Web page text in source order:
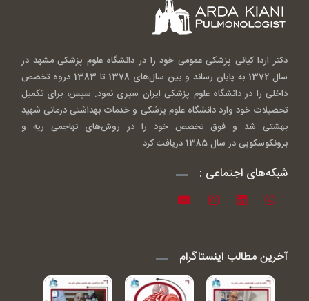
دکتر اردا کیانی پزشکی عمومی خود را در دانشگاه علوم پزشکی مشهد در
سال 1372 به پایان رساند و بین سال‌های 1378 تا 1383 دروه تخصص
داخلی را در دانشگاه علوم پزشکی ایران سپری نمود. سپس، برای تکمیل
تحصیلات خود وارد دانشگاه علوم پزشکی و خدمات بهداشتی درمانی شهید
بهشتی شد و فوق تخصص خود را در روش‌های تهاجمی ریه و
برونکوسکوپی در سال 1385 دریافت کرد.
شبکه‌های اجتماعی :
آخرین مطالب اینستاگرام